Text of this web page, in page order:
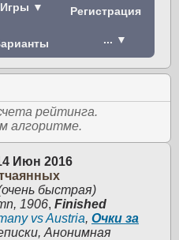
Игры ▼ Регистрация
... ▼
рейтинга.
алгоритме.
Июн 2016
быстрая)
1906, Finished
vs Austria, Очки за
Анонимная